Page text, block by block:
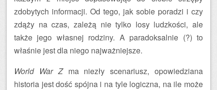
zdobytych informacji. Od tego, jak sobie poradzi i czy
zdąży na czas, zależą nie tylko losy ludzkości, ale
także jego własnej rodziny. A paradoksalnie (?) to
właśnie jest dla niego najważniejsze.
World War Zma niezły scenariusz, opowiedziana
historia jest dość spójna i na tyle logiczna, na ile może